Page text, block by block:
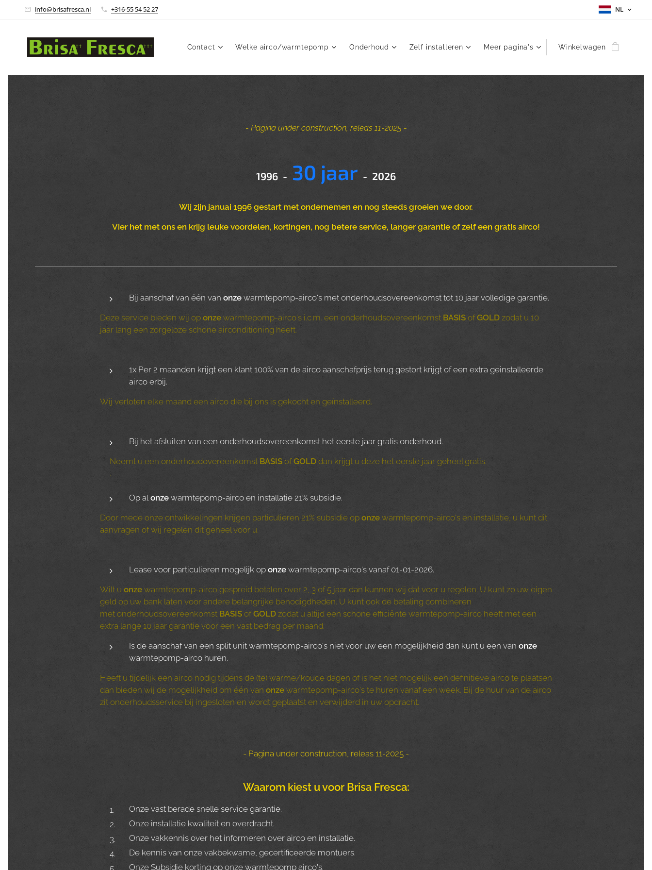
info@brisafresca.nl +316-55 54 52 27 NL
Contact Welke airco/warmtepomp Onderhoud Zelf installeren Meer pagina's Winkelwagen
- Pagina under construction, releas 11-2025 -
1996 - 30 jaar - 2026
Wij zijn januai 1996 gestart met ondernemen en nog steeds groeien we door.
Vier het met ons en krijg leuke voordelen, kortingen, nog betere service, langer garantie of zelf een gratis airco!
Bij aanschaf van één van onzewarmtepomp-airco's met onderhoudsovereenkomst tot 10 jaar volledige garantie.
Deze service bieden wij oponzewarmtepomp-airco's i.c.m. een onderhoudsovereenkomst BASIS ofGOLD zodat u 10
jaar lang een zorgeloze schone airconditioning heeft.
1x Per 2 maanden krijgt een klant 100% van de airco aanschafprijs terug gestort krijgt of een extra geinstalleerde
airco erbij.
Wij verloten elke maand een airco die bij ons is gekocht en geïnstalleerd.
Bij het afsluiten van een onderhoudsovereenkomst het eerste jaar gratis onderhoud.
Neemt u een onderhoudovereenkomst BASIS ofGOLD dan krijgt u deze het eerste jaar geheel gratis.
.
Op alonze warmtepomp-airco en installatie 21% subsidie.
Door mede onze ontwikkelingen krijgen particulieren 21% subsidie op onze warmtepomp-airco's en installatie, u kunt dit
aanvragen of wij regelen dit geheel voor u.
Lease voor particulieren mogelijk op onze warmtepomp-airco's vanaf 01-01-2026.
Wilt u onze warmtepomp-airco gespreid betalen over 2, 3 of 5 jaar dan kunnen wij dat voor u regelen. U kunt zo uw eigen
geld op uw bank laten voor andere belangrijke benodigdheden. U kunt ook de betaling combineren
met onderhoudsovereenkomst BASISofGOLD zodat u altijd een schone efficiënte warmtepomp-airco heeft met een
extra lange 10 jaar garantie voor een vast bedrag per maand.
Is de aanschaf van een split unit warmtepomp-airco's niet voor uw een mogelijkheid dan kunt u een van onze
warmtepomp-airco huren.
Heeft u tijdelijk een airco nodig tijdens de (te) warme/koude dagen of is het niet mogelijk een definitieve airco te plaatsen
dan bieden wij de mogelijkheid om één van onze warmtepomp-airco's te huren vanaf een week. Bij de huur van de airco
zit onderhoudsservice bij ingesloten en wordt geplaatst en verwijderd in uw opdracht.
- Pagina under construction, releas 11-2025 -
Waarom kiest u voor Brisa Fresca:
Onze vast berade snelle service garantie.
Onze installatie kwaliteit en overdracht.
Onze vakkennis over het informeren over airco en installatie.
De kennis van onze vakbekwame, gecertificeerde montuers.
Onze Subsidie korting op onze warmtepomp airco's.